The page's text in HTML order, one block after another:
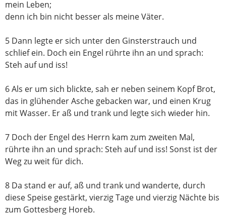
mein Leben;
denn ich bin nicht besser als meine Väter.
5 Dann legte er sich unter den Ginsterstrauch und
schlief ein. Doch ein Engel rührte ihn an und sprach:
Steh auf und iss!
6Als er um sich blickte, sah er neben seinem Kopf Brot,
das in glühender Asche gebacken war, und einen Krug
mit Wasser. Er aß und trank und legte sich wieder hin.
7 Doch der Engel des Herrn kam zum zweiten Mal,
rührte ihn an und sprach: Steh auf und iss! Sonst ist der
Weg zu weit für dich.
8 Da stand er auf, aß und trank und wanderte, durch
diese Speise gestärkt, vierzig Tage und vierzig Nächte bis
zum Gottesberg Horeb.